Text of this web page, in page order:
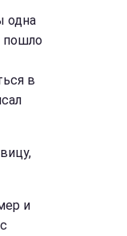
одна
пошло
в
и